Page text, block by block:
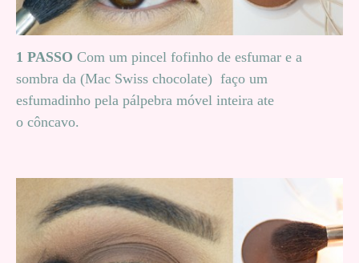
1 PASSO Com um pincel fofinho de esfumar e a
sombra da (Mac Swiss chocolate) faço um
esfumadinho pela pálpebra móvel inteira ate
o côncavo.